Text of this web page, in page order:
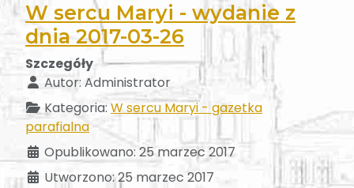
W sercu Maryi - wydanie z
dnia 2017-03-26
Szczegóły
Autor: Administrator
Kategoria: W sercu Maryi - gazetka
parafialna
Opublikowano: 25 marzec 2017
Utworzono: 25 marzec 2017